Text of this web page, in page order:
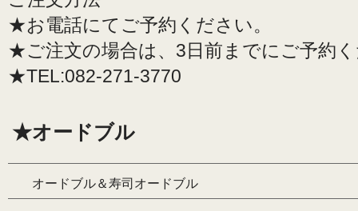
★お電話にてご予約ください。
★ご注文の場合は、3日前までにご予約
★TEL:082-271-3770
★オードブル
オードブル＆寿司オードブル